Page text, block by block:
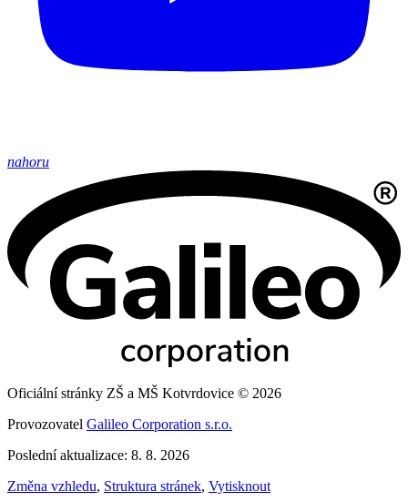
nahoru
Oficiální stránky ZŠ a MŠ Kotvrdovice © 2026
Provozovatel Galileo Corporation s.r.o.
Poslední aktualizace: 8. 8. 2026
Změna vzhledu, Struktura stránek, Vytisknout